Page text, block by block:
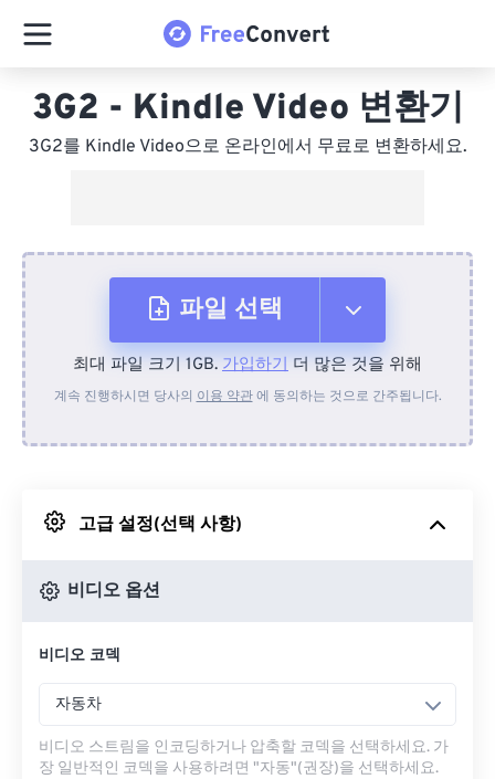
3G2 - Kindle Video 변환기
3G2를 Kindle Video으로 온라인에서 무료로 변환하세요.
파일 선택
장치에서
Google 드라이브에서
최대 파일 크기 1GB. 가입하기 더 많은 것을 위해
계속 진행하시면 당사의 이용 약관에 동의하는 것으로 간주됩니다.
고급 설정(선택 사항)
비디오 옵션
비디오 코덱
자동차
비디오 스트림을 인코딩하거나 압축할 코덱을 선택하세요. 가
장 일반적인 코덱을 사용하려면 "자동"(권장)을 선택하세요.